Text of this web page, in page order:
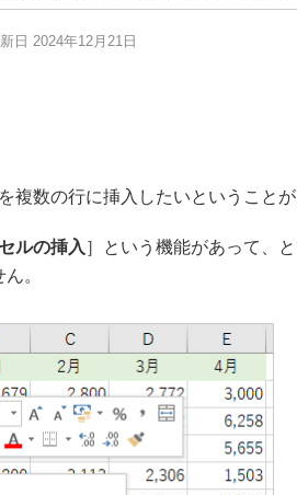
日 2024年12月21日
複数の行に挿入したいということが
ルの挿入 ］という機能があって、
。